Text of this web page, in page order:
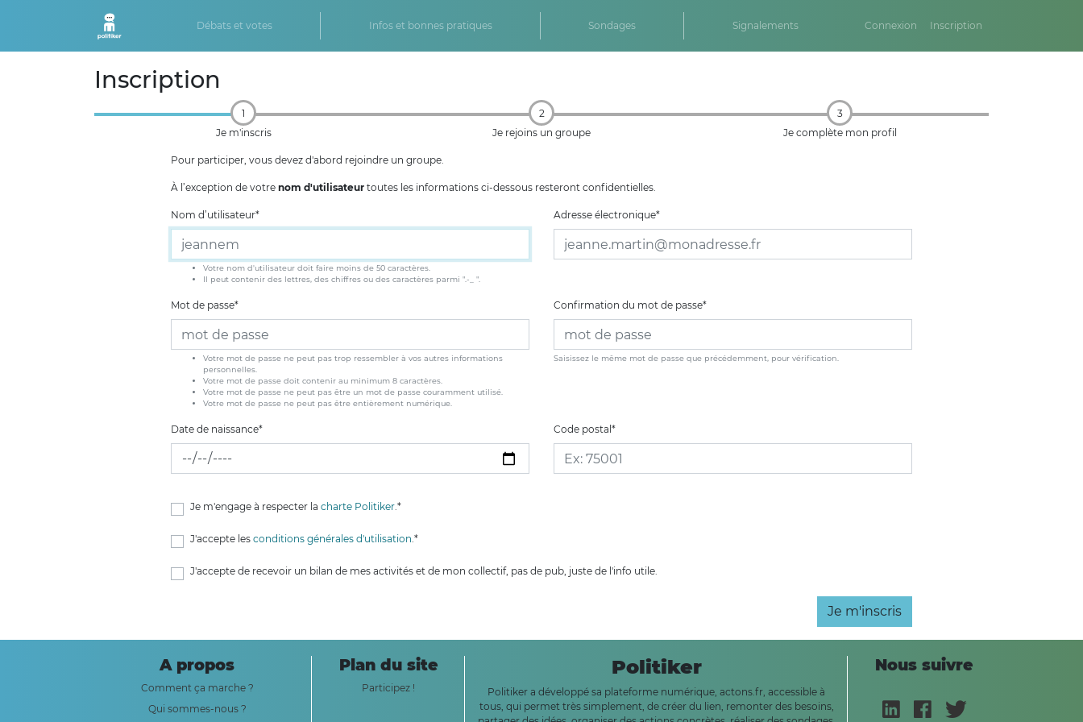
Débats et votes Infos et bonnes pratiques Sondages Signalements Connexion Inscription
Inscription
1
Je m'inscris
2
Je rejoins un groupe
3
Je complète mon profil
Pour participer, vous devez d'abord rejoindre un groupe.
À l’exception de votre nom d'utilisateur toutes les informations ci-dessous resteront confidentielles.
Nom d’utilisateur*
Votre nom d'utilisateur doit faire moins de 50 caractères.
Il peut contenir des lettres, des chiffres ou des caractères parmi ".-_ ".
Adresse électronique*
Mot de passe*
Votre mot de passe ne peut pas trop ressembler à vos autres informations
personnelles.
Votre mot de passe doit contenir au minimum 8 caractères.
Votre mot de passe ne peut pas être un mot de passe couramment utilisé.
Votre mot de passe ne peut pas être entièrement numérique.
Confirmation du mot de passe*
Saisissez le même mot de passe que précédemment, pour vérification.
Date de naissance* Code postal *
Je m'engage à respecter la charte Politiker.*
J'accepte les conditions générales d'utilisation.*
J'accepte de recevoir un bilan de mes activités et de mon collectif, pas de pub, juste de l'info utile.
Je m'inscris
A propos
Comment ça marche ?
Qui sommes-nous ?
Plan du site
Participez !
Politiker
Politiker a développé sa plateforme numérique, actons.fr, accessible à
tous, qui permet très simplement, de créer du lien, remonter des besoins,
Nous suivre